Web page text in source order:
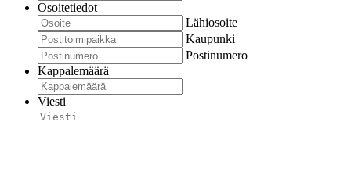
Osoitetiedot
Lähiosoite
Kaupunki
Postinumero
Kappalemäärä
Viesti